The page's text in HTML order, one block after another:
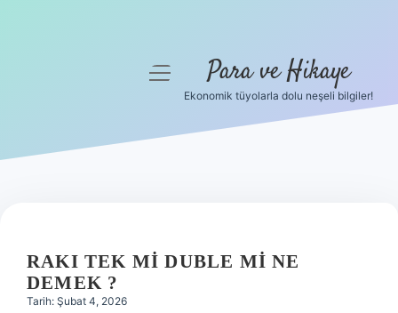
Hakkımızda
menüyü
Para ve Hikaye
Ekonomik tüyolarla dolu neşeli bilgiler!
RAKI TEK MI DUBLE MI NE
DEMEK ?
Tarih: Şubat 4, 2026